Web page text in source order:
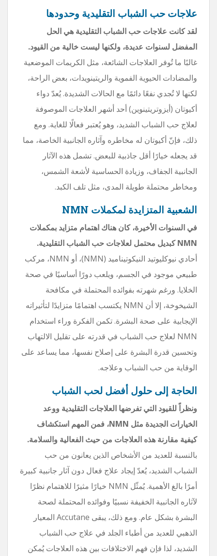
علاجات حب الشباب التقليدية وحدودها
لقد كانت علاجات حب الشباب التقليدية هي الحل
المفضل لسنوات عديدة، ولكنها ليست خالية من القيود.
غالبًا ما تُوفر العلاجات الشائعة، مثل الكريمات الموضعية
والمضادات الحيوية الفموية والريتينويدات، بعض الراحة،
لكنها لا تُجدي نفعًا دائمًا مع الحالات الشديدة. يُعدّ دواء
أكيوتان (أيزوتريتينوين) أحد أشهر العلاجات الموصوفة
لعلاج حب الشباب الشديد، وهو يُعتبر فعالًا للغاية. ومع
ذلك، فإنّ أكيوتان له مخاطره وآثاره الجانبية الخاصة، مما
قد يجعله خيارًا أقل جاذبية للبعض. تشمل هذه الآثار
الجانبية الجفاف، وزيادة الحساسية لأشعة الشمس،
ومخاطر محتملة طويلة المدى، مثل تلف الكبد.
الشعبية المتزايدة لمكملات NMN
في السنوات الأخيرة، كان هناك اهتمام متزايد بمكملات
NMN كبديل محتمل لعلاجات حب الشباب التقليدية.
أحادي نيوكليوتيد النيكوتيناميد (NMN)، أو NMN، مركب
طبيعي موجود في الجسم، ويلعب دورًا أساسيًا في صحة
الخلايا. ورغم شهرته بفوائده المحتملة في مكافحة
الشيخوخة، إلا أن NMN يكتسب اهتمامًا متزايدًا لتأثيراته
الإيجابية على صحة البشرة. تكمن الفكرة وراء استخدام
NMN لعلاج حب الشباب في قدرته على تقليل الالتهاب
وتحسين قدرة البشرة على إصلاح نفسها، مما يساعد على
الوقاية من حب الشباب وعلاجه.
الحاجة إلى حلول أفضل لحب الشباب
ونظراً للقيود التي تفرضها العلاجات التقليدية ووعد
الخيارات الجديدة مثل NMN، فمن المهم استكشاف
كيفية مقارنة هذه العلاجات من حيث الفعالية والسلامة.
بالنسبة للعديد من الأشخاص الذين يعانون من حب
الشباب الشديد، يُعدّ إيجاد علاج فعال دون آثار جانبية كبيرة
أمرًا بالغ الأهمية. يُمثّل NMN خيارًا مثيرًا للاهتمام نظرًا
لآثاره الجانبية الخفيفة نسبيًا وفوائده المحتملة لصحة
البشرة بشكل عام. ومع ذلك، يبقى Accutane المعيار
الذهبي للعديد من أطباء الجلد في علاج حب الشباب
الشديد، لذا فإن فهم الاختلافات بين هذه العلاجات يُمكن